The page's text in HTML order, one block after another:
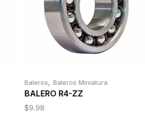
Baleros, Baleros Miniatura
BALERO R4-ZZ
$9.98